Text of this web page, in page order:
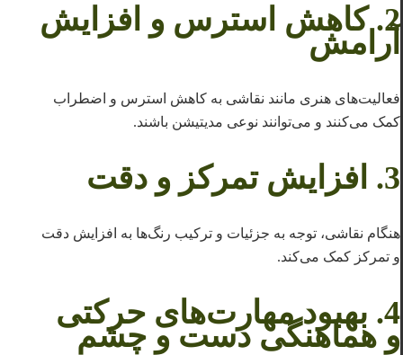
2. کاهش استرس و افزایش
آرامش
فعالیت‌های هنری مانند نقاشی به کاهش استرس و اضطراب
کمک می‌کنند و می‌توانند نوعی مدیتیشن باشند.
3. افزایش تمرکز و دقت
هنگام نقاشی، توجه به جزئیات و ترکیب رنگ‌ها به افزایش دقت
و تمرکز کمک می‌کند.
4. بهبود مهارت‌های حرکتی
و هماهنگی دست و چشم